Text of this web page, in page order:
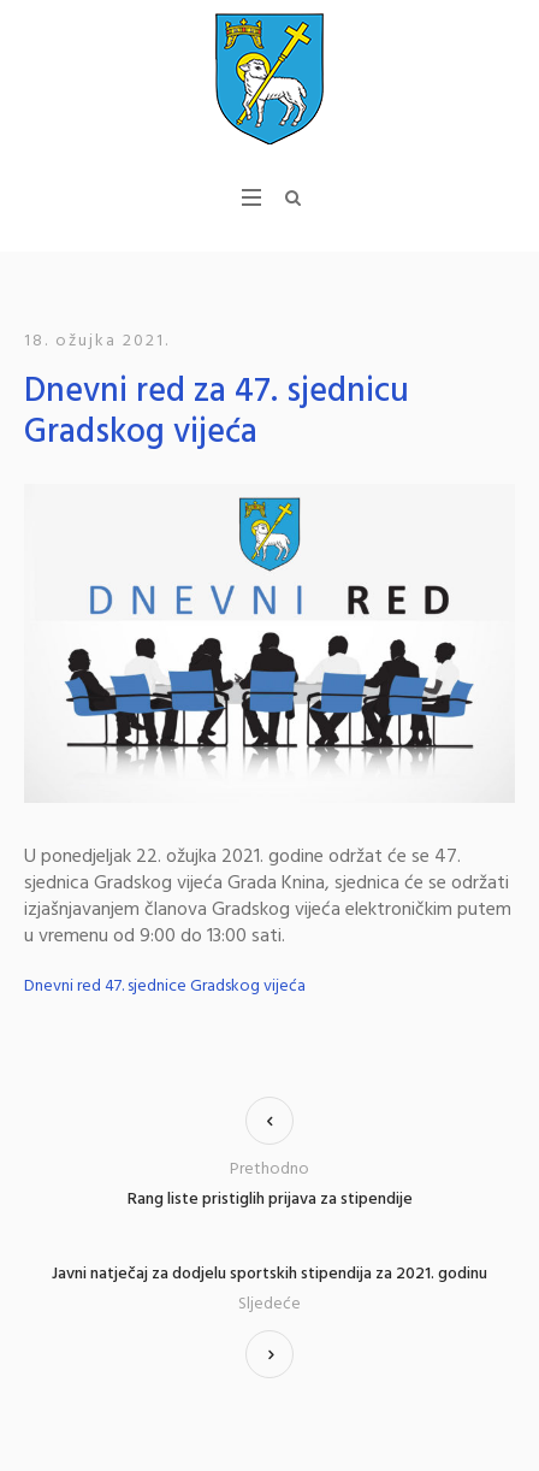
18. ožujka 2021.
Dnevni red za 47. sjednicu
Gradskog vijeća
U ponedjeljak 22. ožujka 2021. godine održat će se 47.
sjednica Gradskog vijeća Grada Knina, sjednica će se održati
izjašnjavanjem članova Gradskog vijeća elektroničkim putem
u vremenu od 9:00 do 13:00 sati.
Dnevni red 47. sjednice Gradskog vijeća
Rang liste pristiglih prijava za stipendije
Prethodno
Javni natječaj za dodjelu sportskih stipendija za 2021. godinu
Sljedeće